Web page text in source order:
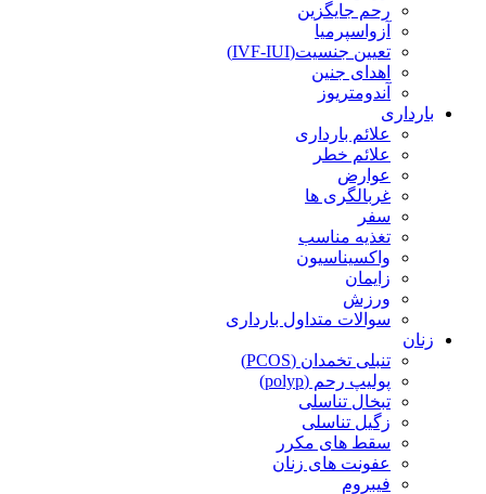
رحم جایگزین
آزواسپرمیا
تعیین جنسیت(IVF-IUI)
اهدای جنین
آندومتریوز
بارداری
علائم بارداری
علائم خطر
عوارض
غربالگری ها
سفر
تغذیه مناسب
واکسیناسیون
زایمان
ورزش
سوالات متداول بارداری
زنان
تنبلی تخمدان (PCOS)
پولیپ رحم (polyp)
تبخال تناسلی
زگیل تناسلی
سقط های مکرر
عفونت های زنان
فیبروم